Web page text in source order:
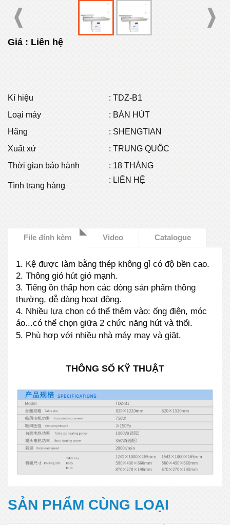
Giá : Liên hệ
Kí hiệu : TDZ-B1
Loại máy
: BÀN HÚT
Hãng
: SHENGTIAN
Xuất xứ
: TRUNG QUỐC
Thời gian bảo hành
: 18 THÁNG
Tình trạng hàng
: LIÊN HỆ
File đính kèm Video Catalogue
1. Kệ được làm bằng thép không gỉ có độ bền cao.
2. Thông gió hút gió mạnh.
3. Tiếng ồn thấp hơn các dòng sản phẩm thông
thường, dễ dàng hoạt động.
4. Nhiều lựa chọn có thể thêm vào: ống điện, móc
áo...có thể chọn giữa 2 chức năng hút và thổi.
5. Phù hợp với nhiều nhà máy may và giặt.
THÔNG SỐ KỸ THUẬT
SẢN PHẨM CÙNG LOẠI